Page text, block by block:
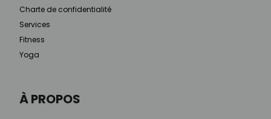
À PROPOS
Charte de confidentialité
Services
Fitness
Yoga